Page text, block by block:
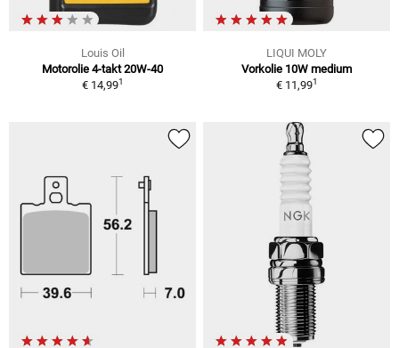
Louis Oil
Motorolie 4-takt 20W-40
€ 14,991
LIQUI MOLY
Vorkolie 10W medium
€ 11,991